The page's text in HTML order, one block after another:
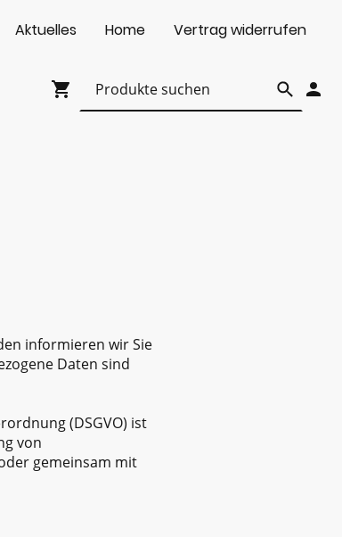
Aktuelles Home Vertrag widerrufen
informieren wir Sie
Daten sind
(DSGVO) ist
von
gemeinsam mit